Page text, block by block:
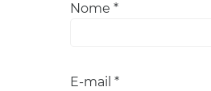
Nome *
E-mail *